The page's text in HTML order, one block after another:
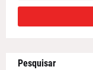
Pesquisar